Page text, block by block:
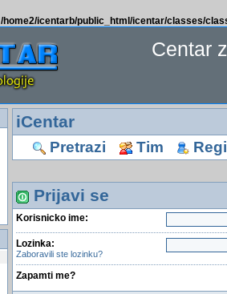
/home2/icentarb/public_html/icentar/classes/
Centar
iCentar
Pretrazi Tim
Prijavi se
Korisnicko ime:
Lozinka:
Zaboravili ste lozinku?
Zapamti me?